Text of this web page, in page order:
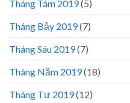
Tháng Tám 2019(5)
Tháng Bảy 2019(7)
Tháng Sáu 2019(7)
Tháng Năm 2019(18)
Tháng Tư 2019(12)